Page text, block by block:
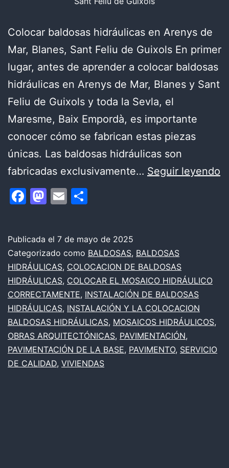
Colocar baldosas hidráulicas en Arenys de
Mar, Blanes, Sant Feliu de Guixols En primer
lugar, antes de aprender a colocar baldosas
hidráulicas en Arenys de Mar, Blanes y Sant
Feliu de Guixols y toda la Sevla, el
Maresme, Baix Empordà, es importante
conocer cómo se fabrican estas piezas
únicas. Las baldosas hidráulicas son
fabricadas exclusivamente… Seguir leyendo
Facebook
Mastodon
Email
Publicada el 7 de mayo de 2025
Categorizado como BALDOSAS, BALDOSAS
HIDRÁULICAS, COLOCACION DE BALDOSAS
HIDRÁULICAS, COLOCAR EL MOSAICO HIDRÁULICO
CORRECTAMENTE, INSTALACIÓN DE BALDOSAS
HIDRÁULICAS, INSTALACIÓN Y LA COLOCACION
BALDOSAS HIDRÁULICAS, MOSAICOS HIDRÁULICOS,
OBRAS ARQUITECTÓNICAS, PAVIMENTACIÓN,
PAVIMENTACIÓN DE LA BASE, PAVIMENTO, SERVICIO
DE CALIDAD, VIVIENDAS